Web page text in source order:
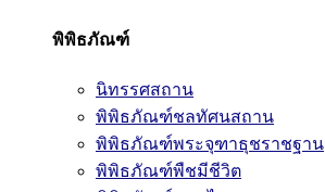
พิพิธภัณฑ์
นิทรรศสถาน
พิพิธภัณฑ์ชลทัศนสถาน
พิพิธภัณฑ์พระจุฑาธุชราชฐาน
พิพิธภัณฑ์พืชมีชีวิต